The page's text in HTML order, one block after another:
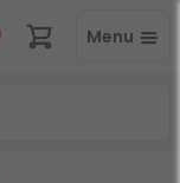
Menu